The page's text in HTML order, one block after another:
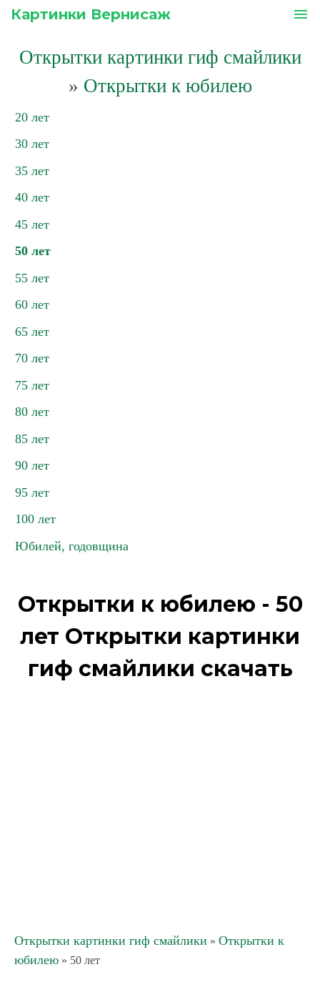
Картинки Вернисаж menu
Открытки картинки гиф смайлики
» Открытки к юбилею
20 лет
30 лет
35 лет
40 лет
45 лет
50 лет
55 лет
60 лет
65 лет
70 лет
75 лет
80 лет
85 лет
90 лет
95 лет
100 лет
Юбилей, годовщина
Открытки к юбилею - 50
лет Открытки картинки
гиф смайлики скачать
Открытки картинки гиф смайлики » Открытки к
юбилею » 50 лет